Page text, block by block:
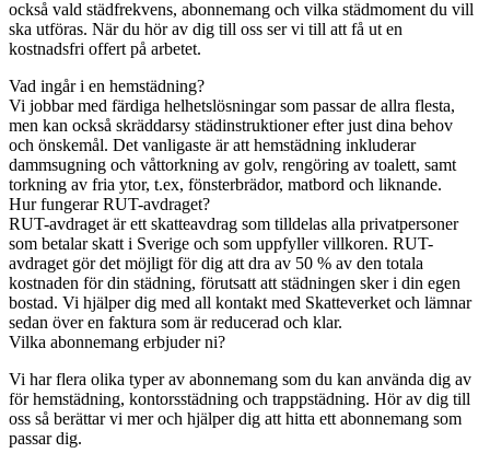
också vald städfrekvens, abonnemang och vilka städmoment du vill
ska utföras. När du hör av dig till oss ser vi till att få ut en
kostnadsfri offert på arbetet.
Vad ingår i en hemstädning?
Vi jobbar med färdiga helhetslösningar som passar de allra flesta,
men kan också skräddarsy städinstruktioner efter just dina behov
och önskemål. Det vanligaste är att hemstädning inkluderar
dammsugning och våttorkning av golv, rengöring av toalett, samt
torkning av fria ytor, t.ex, fönsterbrädor, matbord och liknande.
Hur fungerar RUT-avdraget?
RUT-avdraget är ett skatteavdrag som tilldelas alla privatpersoner
som betalar skatt i Sverige och som uppfyller villkoren. RUT-
avdraget gör det möjligt för dig att dra av 50 % av den totala
kostnaden för din städning, förutsatt att städningen sker i din egen
bostad. Vi hjälper dig med all kontakt med Skatteverket och lämnar
sedan över en faktura som är reducerad och klar.
Vilka abonnemang erbjuder ni?
Vi har flera olika typer av abonnemang som du kan använda dig av
för hemstädning, kontorsstädning och trappstädning. Hör av dig till
oss så berättar vi mer och hjälper dig att hitta ett abonnemang som
passar dig.